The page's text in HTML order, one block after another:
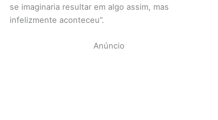
se imaginaria resultar em algo assim, mas
infelizmente aconteceu”.
Anúncio